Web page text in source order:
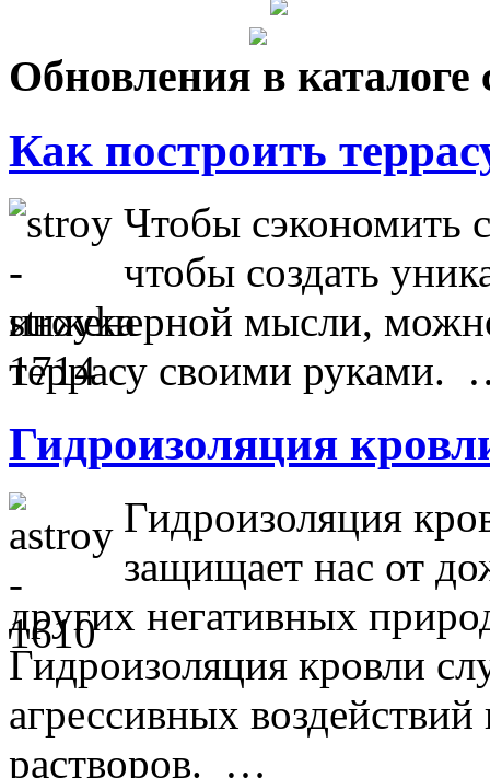
Обновления в каталоге
Как построить
Чтобы сэкономить
чтобы создать
инженерной мысли,
террасу своими руками.
Гидроизоляция
Гидроизоляция
защищает нас от
других негативных
Гидроизоляция кровли
агрессивных
растворов. …